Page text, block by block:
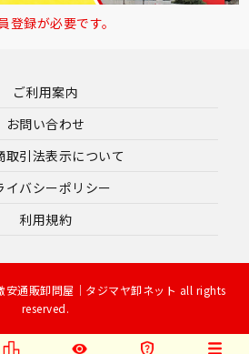
録が必要です。
ご利用案内
お問い合わせ
取引法表示について
イバシーポリシー
利用規約
通販卸問屋｜タジマヤ卸ネット all rights
reserved.